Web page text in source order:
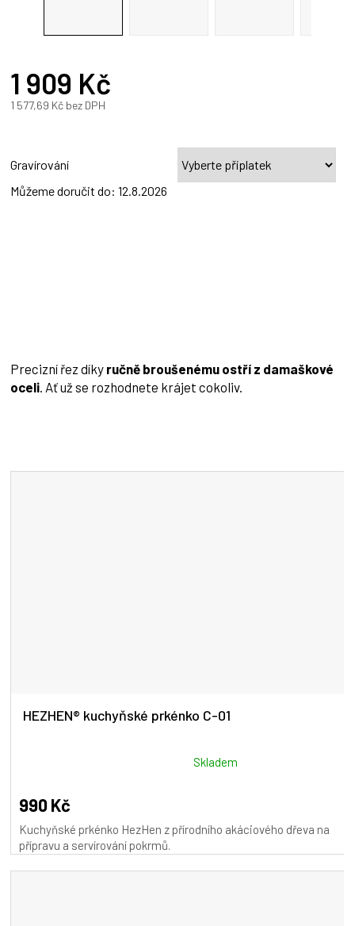
1 909 Kč
1 577,69 Kč bez DPH
Gravírování
Můžeme doručit do: 12.8.2026
Precizní řez díky ručně broušenému ostří z damaškové
oceli . Ať už se rozhodnete krájet cokoliv.
HEZHEN® kuchyňské prkénko C-01
produktu
je
5,0
z
Skladem
990 Kč
Kuchyňské prkénko HezHen z přírodního akáciového dřeva na
přípravu a servírování pokrmů.